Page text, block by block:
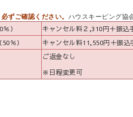
必ずご確認ください。 ハウスキーピング協
）
キャンセル料２,310円＋振込
％）
キャンセル料11,550円＋振
ご返金なし
※日程変更可